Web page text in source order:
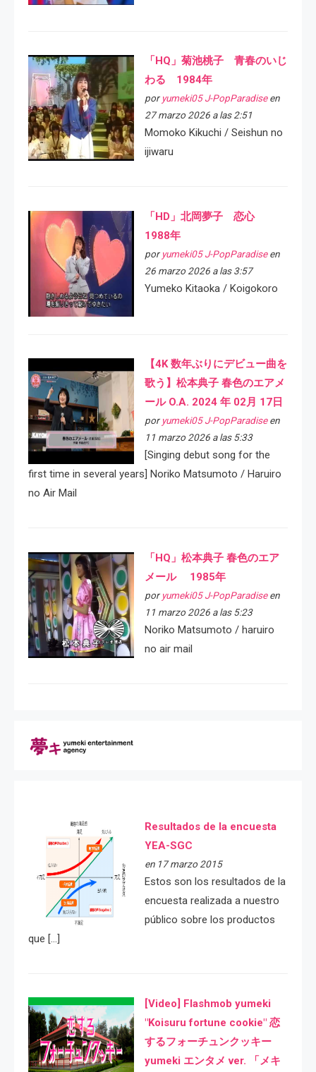
「HQ」菊池桃子 青春のいじ
わる 1984年
por yumeki05 J-PopParadiseen
27 marzo 2026 a las 2:51
Momoko Kikuchi / Seishun no
ijiwaru
「HD」北岡夢子 恋心
1988年
por yumeki05 J-PopParadiseen
26 marzo 2026 a las 3:57
Yumeko Kitaoka / Koigokoro
【4K 数年ぶりにデビュー曲を
歌う】松本典子 春色のエアメ
ール O.A. 2024 年 02月 17日
por yumeki05 J-PopParadiseen
11 marzo 2026 a las 5:33
[Singing debut song for the
first time in several years] Noriko Matsumoto / Haruiro
no Air Mail
「HQ」松本典子 春色のエア
メール 1985年
por yumeki05 J-PopParadiseen
11 marzo 2026 a las 5:23
Noriko Matsumoto / haruiro
no air mail
Resultados de la encuesta
YEA-SGC
en 17 marzo 2015
Estos son los resultados de la
encuesta realizada a nuestro
público sobre los productos
que […]
[Video] Flashmob yumeki
"Koisuru fortune cookie" 恋
するフォーチュンクッキー
yumeki エンタメ ver. 「メキ